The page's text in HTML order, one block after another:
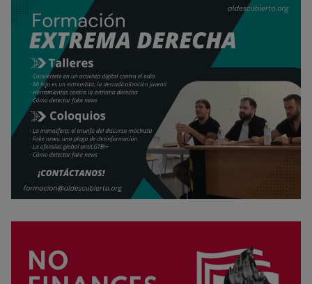
No dar mi información personal
Opciones de cookies Aceptar cookies
Rechazar cookies Política de cookies